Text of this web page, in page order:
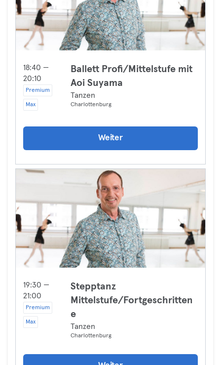
18:40 —
20:10
Premium
Max
Ballett Profi/Mittelstufe mit
Aoi Suyama
Tanzen
Charlottenburg
Weiter
19:30 —
21:00
Premium
Max
Stepptanz
Mittelstufe/Fortgeschritten
e
Tanzen
Charlottenburg